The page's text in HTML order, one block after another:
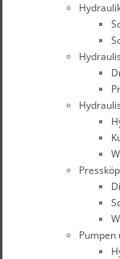
Pumpen